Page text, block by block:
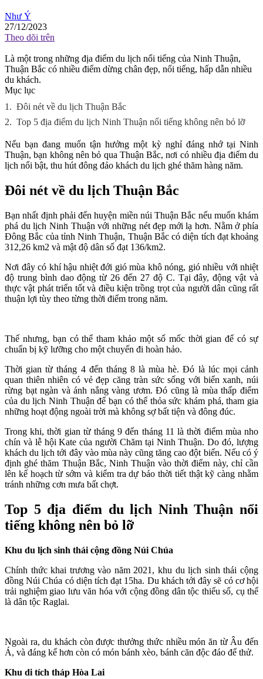
Như Ý
27/12/2023
Theo dõi trên
Là một trong những địa điểm du lịch nổi tiếng của Ninh Thuận,
Thuận Bắc có nhiều điểm dừng chân đẹp, nổi tiếng, hấp dẫn nhiều
du khách.
Mục lục
1. Đôi nét về du lịch Thuận Bắc
2. Top 5 địa điểm du lịch Ninh Thuận nổi tiếng không nên bỏ lỡ
Nếu bạn đang muốn tận hưởng một kỳ nghỉ đáng nhớ tại Ninh
Thuận, bạn không nên bỏ qua Thuận Bắc, nơi có nhiều địa điểm du
lịch nổi bật, thu hút đông đảo khách du lịch ghé thăm hàng năm.
Đôi nét về du lịch Thuận Bắc
Bạn nhất định phải đến huyện miền núi Thuận Bắc nếu muốn khám
phá du lịch Ninh Thuận với những nét đẹp mới lạ hơn. Nằm ở phía
Đông Bắc của tỉnh Ninh Thuận, Thuận Bắc có diện tích đạt khoảng
312,26 km2 và mật độ dân số đạt 136/km2.
Nơi đây có khí hậu nhiệt đới gió mùa khô nóng, gió nhiều với nhiệt
độ trung bình dao động từ 26 đến 27 độ C. Tại đây, động vật và
thực vật phát triển tốt và điều kiện trồng trọt của người dân cũng rất
thuận lợi tùy theo từng thời điểm trong năm.
Thế nhưng, bạn có thể tham khảo một số mốc thời gian để có sự
chuẩn bị kỹ lưỡng cho một chuyến đi hoàn hảo.
Thời gian từ tháng 4 đến tháng 8 là mùa hè. Đó là lúc mọi cảnh
quan thiên nhiên có vẻ đẹp căng tràn sức sống với biển xanh, núi
rừng bạt ngàn và ánh nắng vàng ươm. Đó cũng là mùa thấp điểm
của du lịch Ninh Thuận để bạn có thể thỏa sức khám phá, tham gia
những hoạt động ngoài trời mà không sợ bất tiện và đông đúc.
Trong khi, thời gian từ tháng 9 đến tháng 11 là thời điểm mùa nho
chín và lễ hội Kate của người Chăm tại Ninh Thuận. Do đó, lượng
khách du lịch tới đây vào mùa này cũng tăng cao đột biến. Nếu có ý
định ghé thăm Thuận Bắc, Ninh Thuận vào thời điểm này, chỉ cần
lên kế hoạch từ sớm và kiểm tra dự báo thời tiết thật kỹ càng nhằm
tránh những cơn mưa bất chợt.
Top 5 địa điểm du lịch Ninh Thuận nổi
tiếng không nên bỏ lỡ
Khu du lịch sinh thái cộng đồng Núi Chúa
Chính thức khai trương vào năm 2021, khu du lịch sinh thái cộng
đồng Núi Chúa có diện tích đạt 15ha. Du khách tới đây sẽ có cơ hội
trải nghiệm giao lưu văn hóa với cộng đồng dân tộc thiểu số, cụ thể
là dân tộc Raglai.
Ngoài ra, du khách còn được thưởng thức nhiều món ăn từ Âu đến
Á, và đáng kể hơn còn có món bánh xèo, bánh căn độc đáo để thử.
Khu di tích tháp Hòa Lai